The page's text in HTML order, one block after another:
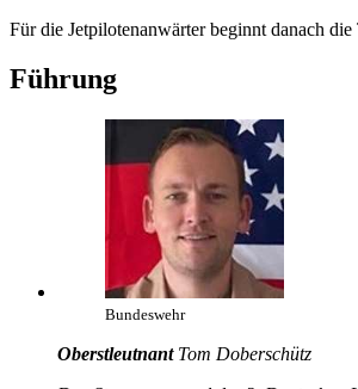
Für die Jetpilotenanwärter beginnt danach
Führung
Bundeswehr
OberstleutnantTom Doberschütz